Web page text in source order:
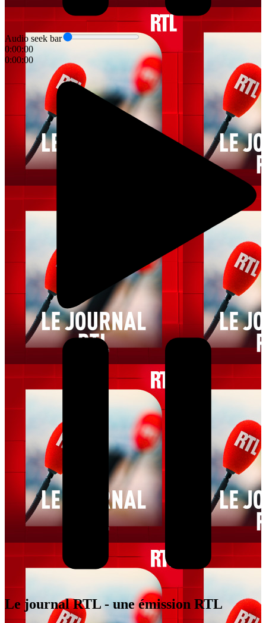
Audio seek bar
0:00:00
0:00:00
Le journal RTL - une émission RTL